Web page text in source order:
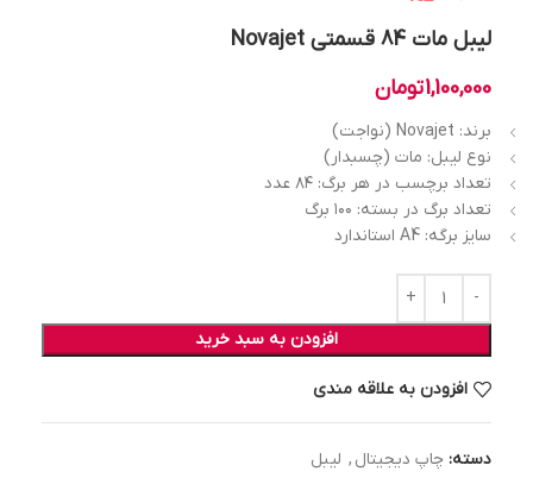
لیبل مات 84 قسمتی Novajet
1,100,000تومان
برند: Novajet (نواجت)
نوع لیبل: مات (چسبدار)
تعداد برچسب در هر برگ: ۸۴ عدد
تعداد برگ در بسته: ۱۰۰ برگ
سایز برگه: A4 استاندارد
افزودن به سبد خرید
افزودن به علاقه مندی
دسته: چاپ دیجیتال , لیبل